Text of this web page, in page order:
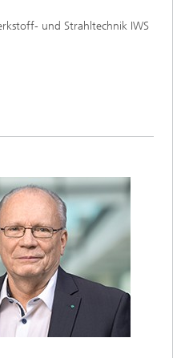
und Strahltechnik IWS